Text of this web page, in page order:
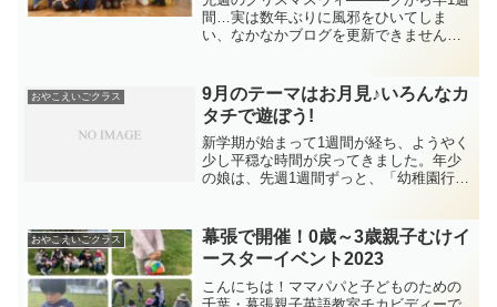
間…実は数年ぶりに風邪をひいてしま
い、なかなかブログを更新できませんで
が、とってもとっても楽しかったクリス
マスイベントの様子を少しお...
おやこえいごクラス
9月のテーマはお月見♪いろんなカ
タチで遊ぼう!
新学期が始まって1週間が経ち、ようやく
少し平穏な時間が戻ってきました。年少
の娘は、先週1週間ずっと、「幼稚園行き
でバスに乗ってくれました^^「行きたく
ないなら行かな...
おやこえいごクラス
幕張で開催！0歳～3歳親子むけイ
ースターイベント2023
こんにちは！ママパパと子どものための